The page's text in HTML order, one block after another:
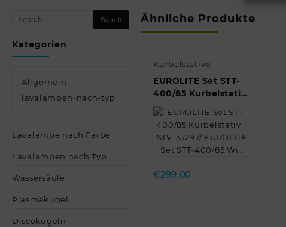
Kategorien
Allgemein
lavalampen-nach-typ
Lavalampe nach Farbe
Lavalampen nach Typ
Wassersäule
Plasmakugel
Discokugeln
Ähnliche Produkte
Kurbelstative
EUROLITE Set STT-
400/85 Kurbelstativ
+ STV-3529 //
EUROLITE Set STT-
400/85 Wi…
Quick view
€299,00